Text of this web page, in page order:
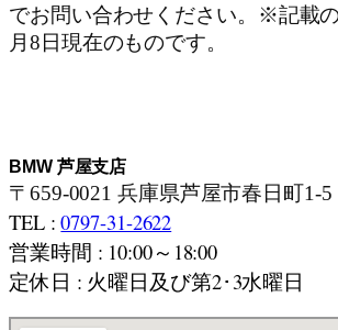
でお問い合わせください。※記載
月8日現在のものです。
BMW 芦屋支店
〒659-0021 兵庫県芦屋市春日町1-5
TEL :0797-31-2622
営業時間 : 10:00～18:00
定休日 : 火曜日及び第2･3水曜日